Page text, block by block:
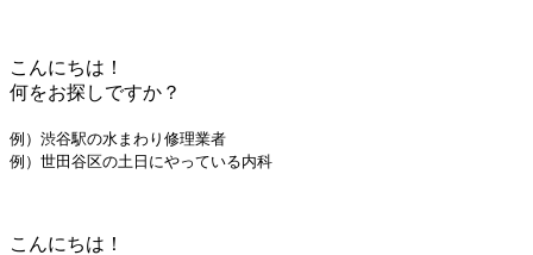
こんにちは！
何をお探しですか？
例）渋谷駅の水まわり修理業者
例）世田谷区の土日にやっている内科
こんにちは！